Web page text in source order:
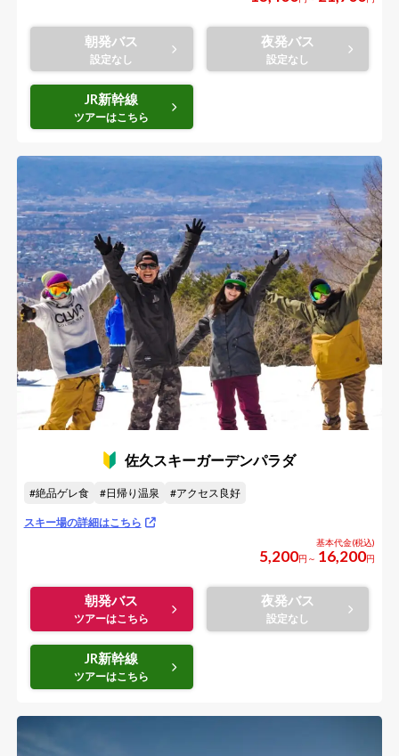
朝発バス 夜発バス
JR新幹線
佐久スキーガーデンパラダ
絶品ゲレ食 日帰り温泉 アクセス良好
スキー場の詳細はこちら
5,200円～ 16,200円
朝発バス 夜発バス
JR新幹線